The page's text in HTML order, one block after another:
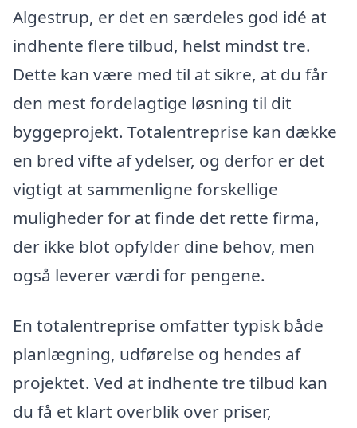
Algestrup, er det en særdeles god idé at
indhente flere tilbud, helst mindst tre.
Dette kan være med til at sikre, at du får
den mest fordelagtige løsning til dit
byggeprojekt. Totalentreprise kan dække
en bred vifte af ydelser, og derfor er det
vigtigt at sammenligne forskellige
muligheder for at finde det rette firma,
der ikke blot opfylder dine behov, men
også leverer værdi for pengene.
En totalentreprise omfatter typisk både
planlægning, udførelse og hendes af
projektet. Ved at indhente tre tilbud kan
du få et klart overblik over priser,